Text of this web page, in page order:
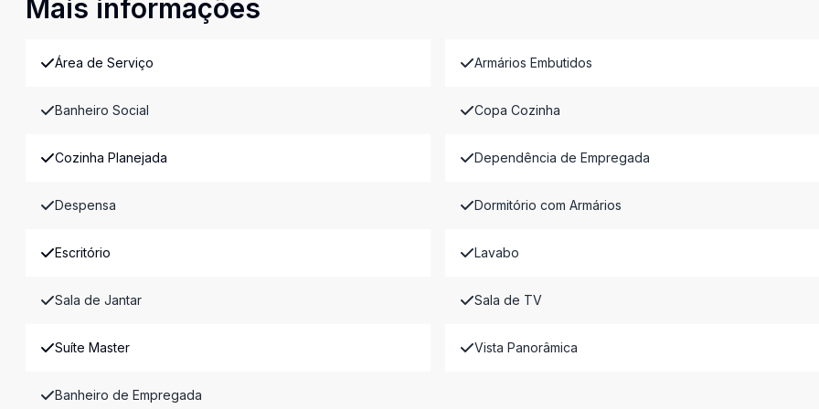
Mais informações
Área de Serviço Armários Embutidos
Banheiro Social Copa Cozinha
Cozinha Planejada Dependência de Empregada
Despensa Dormitório com Armários
Escritório Lavabo
Sala de Jantar Sala de TV
Suíte Master Vista Panorâmica
Banheiro de Empregada